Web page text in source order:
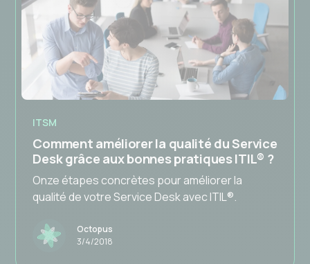
ITSM
Comment améliorer la qualité du Service
Desk grâce aux bonnes pratiques ITIL® ?
Onze étapes concrètes pour améliorer la
qualité de votre Service Desk avec ITIL®.
Octopus
3/4/2018